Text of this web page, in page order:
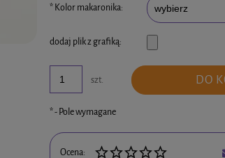
*Kolor makaronika:
dodaj plik z grafiką:
szt. DO
*- Pole wymagane
Ocena: